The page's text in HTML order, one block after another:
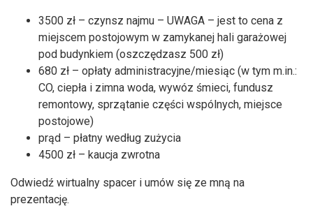
3500 zł – czynsz najmu – UWAGA – jest to cena z
miejscem postojowym w zamykanej hali garażowej
pod budynkiem (oszczędzasz 500 zł)
680 zł – opłaty administracyjne/miesiąc (w tym m.in.:
CO, ciepła i zimna woda, wywóz śmieci, fundusz
remontowy, sprzątanie części wspólnych, miejsce
postojowe)
prąd – płatny według zużycia
4500 zł – kaucja zwrotna
Odwiedź wirtualny spacer i umów się ze mną na
prezentację.